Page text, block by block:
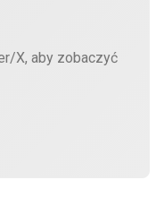
X, aby zobaczyć